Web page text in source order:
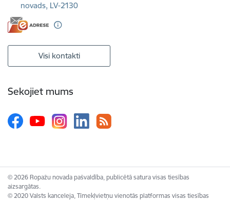
novads, LV-2130
Visi kontakti
Sekojiet mums
© 2026 Ropažu novada pašvaldība, publicētā satura visas tiesības
aizsargātas.
© 2020 Valsts kanceleja, Tīmekļvietņu vienotās platformas visas tiesības